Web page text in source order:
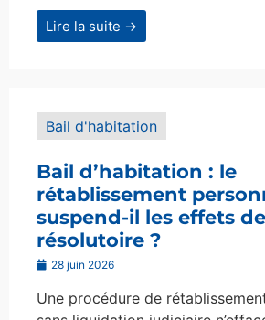
Lire la suite →
Bail d'habitation
Bail d’habitation : le
rétablissement
suspend-il les effets
résolutoire ?
28 juin 2026
Une procédure de